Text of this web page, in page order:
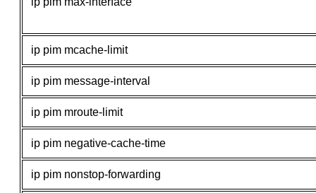
ip pim mcache-limit
ip pim message-interval
ip pim mroute-limit
ip pim negative-cache-time
ip pim nonstop-forwarding